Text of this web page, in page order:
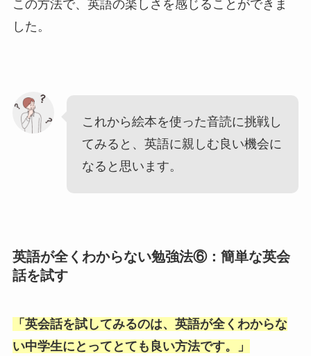
この方法で、英語の楽しさを感じることができま
した。
これから絵本を使った音読に挑戦し
てみると、英語に親しむ良い機会に
なると思います。
英語が全くわからない勉強法⑥：簡単な英会
話を試す
「 英会話を試してみるのは、英語が全くわからな
い中学生にとってとても良い方法です。
」